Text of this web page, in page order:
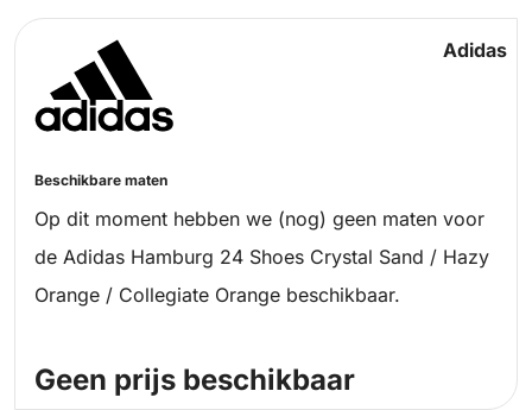
Adidas
Beschikbare maten
Op dit moment hebben we (nog) geen maten voor
de Adidas Hamburg 24 Shoes Crystal Sand / Hazy
Orange / Collegiate Orange beschikbaar.
Geen prijs beschikbaar